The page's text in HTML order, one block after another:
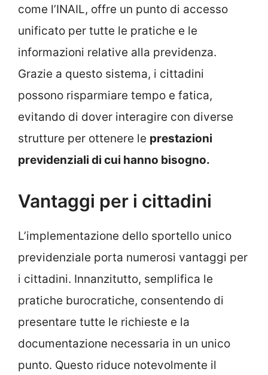
come l’INAIL, offre un punto di accesso
unificato per tutte le pratiche e le
informazioni relative alla previdenza.
Grazie a questo sistema, i cittadini
possono risparmiare tempo e fatica,
evitando di dover interagire con diverse
strutture per ottenere le prestazioni
previdenziali di cui hanno bisogno.
Vantaggi per i cittadini
L’implementazione dello sportello unico
previdenziale porta numerosi vantaggi per
i cittadini. Innanzitutto, semplifica le
pratiche burocratiche, consentendo di
presentare tutte le richieste e la
documentazione necessaria in un unico
punto. Questo riduce notevolmente il